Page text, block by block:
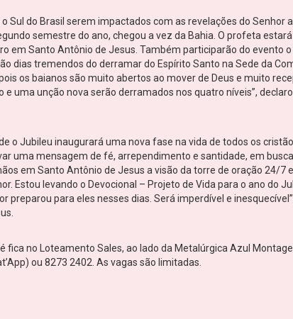
o Sul do Brasil serem impactados com as revelações do
semestre do ano, chegou a vez da Bahia. O profeta
em Santo Antônio de Jesus. Também participarão do evento
dias tremendos do derramar do Espírito Santo na Sede da
os baianos são muito abertos ao mover de Deus e muito
uma unção nova serão derramados nos quatro níveis”,
o Jubileu inaugurará uma nova fase na vida de todos os
uma mensagem de fé, arrependimento e santidade, em
em Santo Antônio de Jesus a visão da torre de oração 24/7
Estou levando o Devocional – Projeto de Vida para o ano do
preparou para eles nesses dias. Será imperdível e
fica no Loteamento Sales, ao lado da Metalúrgica Azul
ou 8273 2402. As vagas são limitadas.